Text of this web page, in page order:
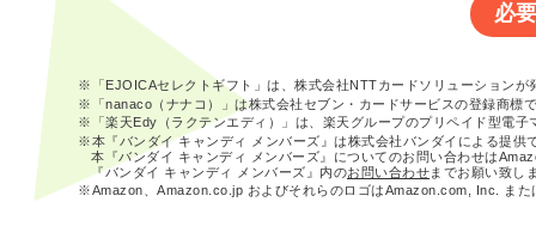
必
※「EJOICAセレクトギフト」は、株式会社NTTカードソリューションが
※「nanaco（ナナコ）」は株式会社セブン・カードサービスの登録商標
※「楽天Edy（ラクテンエディ）」は、楽天グループのプリペイド型電子
※本『バンダイ キャンディ メンバーズ』は株式会社バンダイによる提供
本『バンダイ キャンディ メンバーズ』についてのお問い合わせは
『バンダイ キャンディ メンバーズ』内のお問い合わせまでお願い致し
※Amazon、Amazon.co.jp およびそれらのロゴはAmazon.com, Inc. また